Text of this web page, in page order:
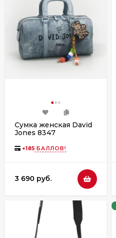
Сумка женская David
Jones 8347
+185 БАЛЛОВ!
3 690 руб.